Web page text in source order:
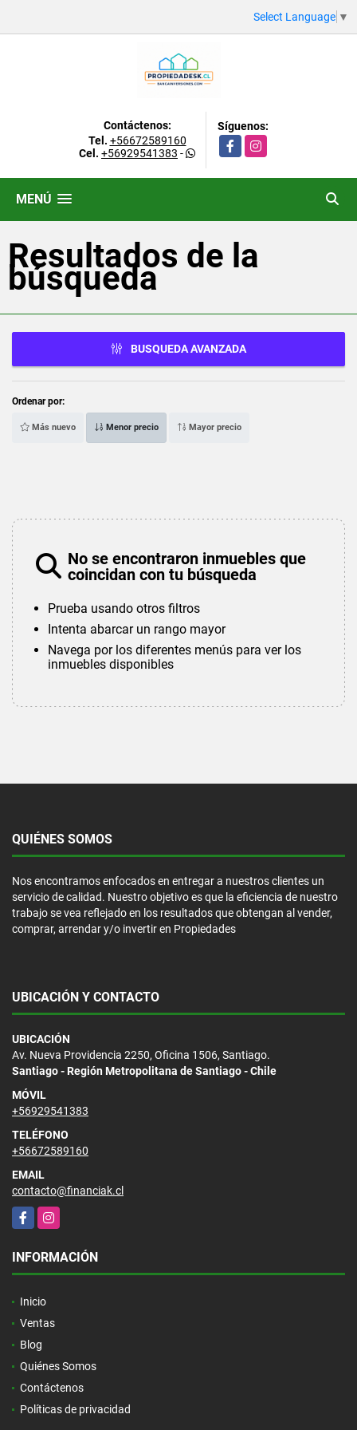
Select Language ▼
Contáctenos:
Tel. +56672589160
Cel. +56929541383 -
Síguenos:
FacebookInstagram
MENÚ
Resultados de la
búsqueda
BUSQUEDA AVANZADA
Ordenar por:
Más nuevo Menor precio Mayor precio
No se encontraron inmuebles que
coincidan con tu búsqueda
Prueba usando otros filtros
Intenta abarcar un rango mayor
Navega por los diferentes menús para ver los
inmuebles disponibles
QUIÉNES SOMOS
Nos encontramos enfocados en entregar a nuestros clientes un
servicio de calidad. Nuestro objetivo es que la eficiencia de nuestro
trabajo se vea reflejado en los resultados que obtengan al vender,
comprar, arrendar y/o invertir en Propiedades
UBICACIÓN Y CONTACTO
UBICACIÓN
Av. Nueva Providencia 2250, Oficina 1506, Santiago.
Santiago - Región Metropolitana de Santiago - Chile
MÓVIL
+56929541383
TELÉFONO
+56672589160
EMAIL
contacto@financiak.cl
FacebookInstagram
INFORMACIÓN
Inicio
Ventas
Blog
Quiénes Somos
Contáctenos
Políticas de privacidad